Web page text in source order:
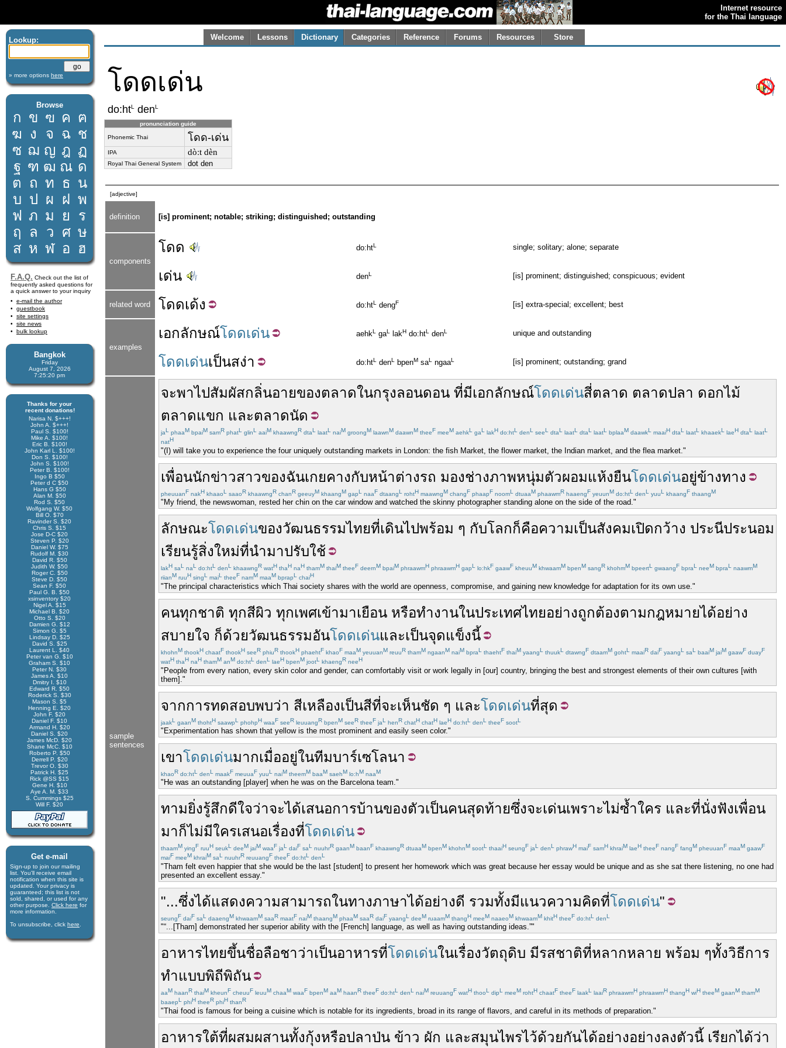
Internet resource
for the Thai language
Lookup:
» more options here
Browse
ก ข ฃ ค ฅ
ฆ ง จ ฉ ช
ซ ฌ ญ ฎ ฏ
ฐ ฑ ฒ ณ ด
ต ถ ท ธ น
บ ป ผ ฝ พ
ฟ ภ ม ย
ร
ฤ
ล ว ศ ษ
ส ห ฬ อ ฮ
F.A.Q. Check out the list of
frequently asked questions for
a quick answer to your inquiry
e-mail the author
guestbook
site settings
site news
bulk lookup
Bangkok
Friday
August 7, 2026
7:25:20 pm
Thanks for your
recent donations!
Narisa N. $+++!
John A. $+++!
Paul S. $100!
Mike A. $100!
Eric B. $100!
John Karl L. $100!
Don S. $100!
John S. $100!
Peter B. $100!
Ingo B $50
Peter d C $50
Hans G $50
Alan M. $50
Rod S. $50
Wolfgang W. $50
Bill O. $70
Ravinder S. $20
Chris S. $15
Jose D-C $20
Steven P. $20
Daniel W. $75
Rudolf M. $30
David R. $50
Judith W. $50
Roger C. $50
Steve D. $50
Sean F. $50
Paul G. B. $50
xsinventory $20
Nigel A. $15
Michael B. $20
Otto S. $20
Damien G. $12
Simon G. $5
Lindsay D. $25
David S. $25
Laurent L. $40
Peter van G. $10
Graham S. $10
Peter N. $30
James A. $10
Dmitry I. $10
Edward R. $50
Roderick S. $30
Mason S. $5
Henning E. $20
John F. $20
Daniel F. $10
Armand H. $20
Daniel S. $20
James McD. $20
Shane McC. $10
Roberto P. $50
Derrell P. $20
Trevor O. $30
Patrick H. $25
Rick @SS $15
Gene H. $10
Aye A. M. $33
S. Cummings $25
Will F. $20
Get e-mail
Sign-up to join our mail­ing
list. You'll receive e­mail
notification when this site is
updated. Your privacy is
guaran­teed; this list is not
sold, shared, or used for any
other purpose. Click here for
more infor­mation.
To unsubscribe, click here
Welcome Lessons Dictionary Categories Reference Forums Resources Store
โดดเด่น
do:htL denL
pronunciation guide
Phonemic Thai โดด-เด่น
IPA dòːt dèn
Royal Thai General System dot den
[adjective]
definition [is] prominent; notable; striking; distinguished; outstanding
components
โดด do:htL single; solitary; alone; separate
เด่น denL [is] prominent; distinguished; conspicuous; evident
related word โดดเด้ง do:htL dengF [is] extra-special; excellent; best
examples
เอกลักษณ์โดดเด่น aehkL gaL lakH do:htL denL unique and outstanding
โดดเด่นเป็นสง่า do:htL denL bpenM saL ngaaL [is] prominent; outstanding; grand
sample
sentences
จะพาไปสัมผัสกลิ่นอายของตลาดในกรุงลอนดอน ที่มีเอกลักษณ์โดดเด่นสี่ตลาด ตลาดปลา ดอกไม้
ตลาดแขก และตลาดนัด
jaL phaaM bpaiM samR phatL glinL aaiM khaawngR dtaL laatL naiM groongM laawnM daawnM theeF meeM aehkL gaL lakH do:htL denL seeL dtaL laatL dtaL laatL bplaaM daawkL maaiH dtaL laatL khaaekL laeH dtaL laatL
natH
"(I) will take you to experience the four uniquely outstanding markets in London: the fish Market, the flower market, the Indian market, and the flea market."
เพื่อนนักข่าวสาวของฉันเกยคางกับหน้าต่างรถ มองช่างภาพหนุ่มตัวผอมแห้งยืนโดดเด่นอยู่ข้างทาง
pheuuanF nakH khaaoL saaoR khaawngR chanR geeuyM khaangM gapL naaF dtaangL rohtH maawngM changF phaapF noomL dtuaaM phaawmR haaengF yeuunM do:htL denL yuuL khaangF thaangM
"My friend, the newswoman, rested her chin on the car window and watched the skinny photographer standing alone on the side of the road."
ลักษณะโดดเด่นของวัฒนธรรมไทยที่เดินไปพร้อม ๆ กับโลกก็คือความเป็นสังคมเปิดกว้าง ประนีประนอม
เรียนรู้สิ่งใหม่ที่นำมาปรับใช้
lakH saL naL do:htL denL khaawngR watH thaH naH thamM thaiM theeF deernM bpaiM phraawmH phraawmH gapL lo:hkF gaawF kheuuM khwaamM bpenM sangR khohmM bpeertL gwaangF bpraL neeM bpraL naawmM
riianM ruuH singL maiL theeF namM maaM bprapL chaiH
"The principal characteristics which Thai society shares with the world are openness, compromise, and gaining new knowledge for adaptation for its own use."
คนทุกชาติ ทุกสีผิว ทุกเพศเข้ามาเยือน หรือทำงานในประเทศไทยอย่างถูกต้องตามกฎหมายได้อย่าง
สบายใจ ก็ด้วยวัฒนธรรมอันโดดเด่นและเป็นจุดแข็งนี้
khohnM thookH chaatF thookH seeR phiuR thookH phaehtF khaoF maaM yeuuanM reuuR thamM ngaanM naiM bpraL thaehtF thaiM yaangL thuukL dtawngF dtaamM gohtL maaiR daiF yaangL saL baaiM jaiM gaawF duayF
watH thaH naH thamM anM do:htL denL laeH bpenM jootL khaengR neeH
"People from every nation, every skin color and gender, can comfortably visit or work legally in [our] country, bringing the best and strongest elements of their own cultures [with
them]."
จากการทดสอบพบว่า สีเหลืองเป็นสีที่จะเห็นชัด ๆ และโดดเด่นที่สุด
jaakL gaanM thohtH saawpL phohpH waaF seeR leuuangR bpenM seeR theeF jaL henR chatH chatH laeH do:htL denL theeF sootL
"Experimentation has shown that yellow is the most prominent and easily seen color."
เขาโดดเด่นมากเมื่ออยู่ในทีมบาร์เซโลนา
khaoR do:htL denL maakF meuuaF yuuL naiM theemM baaM saehM lo:hM naaM
"He was an outstanding [player] when he was on the Barcelona team."
ทามยิ่งรู้สึกดีใจว่าจะได้เสนอการบ้านของตัวเป็นคนสุดท้ายซึ่งจะเด่นเพราะไม่ซ้ำใคร และที่นั่งฟังเพื่อน
มาก็ไม่มีใครเสนอเรื่องที่โดดเด่น
thaamM yingF ruuH seukL deeM jaiM waaF jaL daiF saL nuuhrR gaanM baanF khaawngR dtuaaM bpenM khohnM sootL thaaiH seungF jaL denL phrawH maiF samH khraiM laeH theeF nangF fangM pheuuanF maaM gaawF
maiF meeM khraiM saL nuuhrR reuuangF theeF do:htL denL
"Tham felt even happier that she would be the last [student] to present her homework which was great because her essay would be unique and as she sat there listening, no one had
presented an excellent essay."
"...ซึ่งได้แสดงความสามารถในทางภาษาได้อย่างดี รวมทั้งมีแนวความคิดที่โดดเด่น"
seungF daiF saL daaengM khwaamM saaR maatF naiM thaangM phaaM saaR daiF yaangL deeM ruaamM thangH meeM naaeoM khwaamM khitH theeF do:htL denL
"“...[Tham] demonstrated her superior ability with the [French] language, as well as having outstanding ideas.”"
อาหารไทยขึ้นชื่อลือชาว่าเป็นอาหารที่โดดเด่นในเรื่องวัตถุดิบ มีรสชาติที่หลากหลาย พร้อม ๆทั้งวิธีการ
ทำแบบพิถีพิถัน
aaM haanR thaiM kheunF cheuuF leuuM chaaM waaF bpenM aaM haanR theeF do:htL denL naiM reuuangF watH thooL dipL meeM rohtH chaatF theeF laakL laaiR phraawmH phraawmH thangH wiH theeM gaanM thamM
baaepL phiH theeR phiH thanR
"Thai food is famous for being a cuisine which is notable for its ingredients, broad in its range of flavors, and careful in its methods of preparation."
อาหารใต้ที่ผสมผสานทั้งกุ้งหรือปลาป่น ข้าว ผัก และสมุนไพรไว้ด้วยกันได้อย่างอย่างลงตัวนี้ เรียกได้ว่า